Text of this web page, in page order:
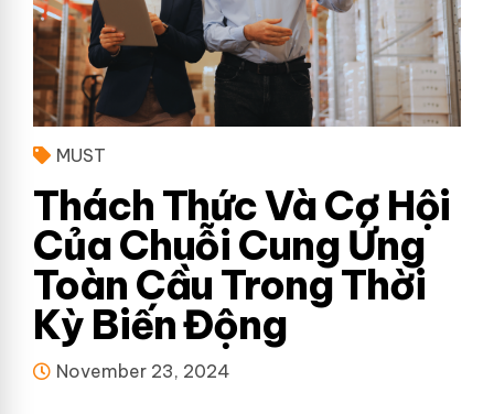
MUST
Thách Thức Và Cơ Hội
Của Chuỗi Cung Ứng
Toàn Cầu Trong Thời
Kỳ Biến Động
November 23, 2024